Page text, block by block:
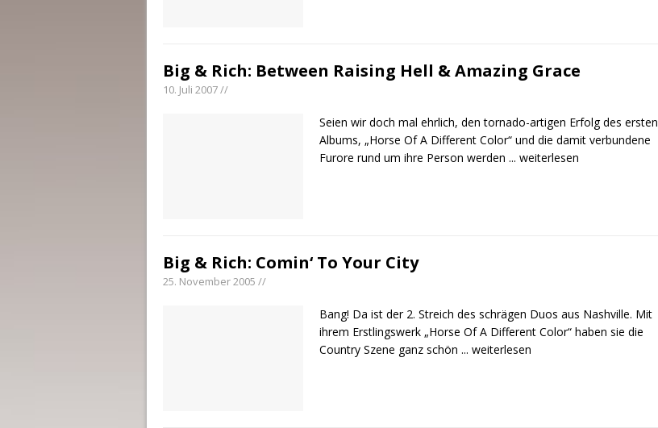
Big & Rich: Between Raising Hell & Amazing Grace
10. Juli 2007 //
Seien wir doch mal ehrlich, den tornado-artigen Erfolg des ersten
Albums, „Horse Of A Different Color“ und die damit verbundene
Furore rund um ihre Person werden ... weiterlesen
Big & Rich: Comin‘ To Your City
25. November 2005 //
Bang! Da ist der 2. Streich des schrägen Duos aus Nashville. Mit
ihrem Erstlingswerk „Horse Of A Different Color“ haben sie die
Country Szene ganz schön ... weiterlesen